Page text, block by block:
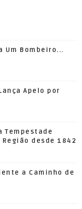
Um Bombeiro...
Apelo por
Tempestade
desde 1842
a Caminho de